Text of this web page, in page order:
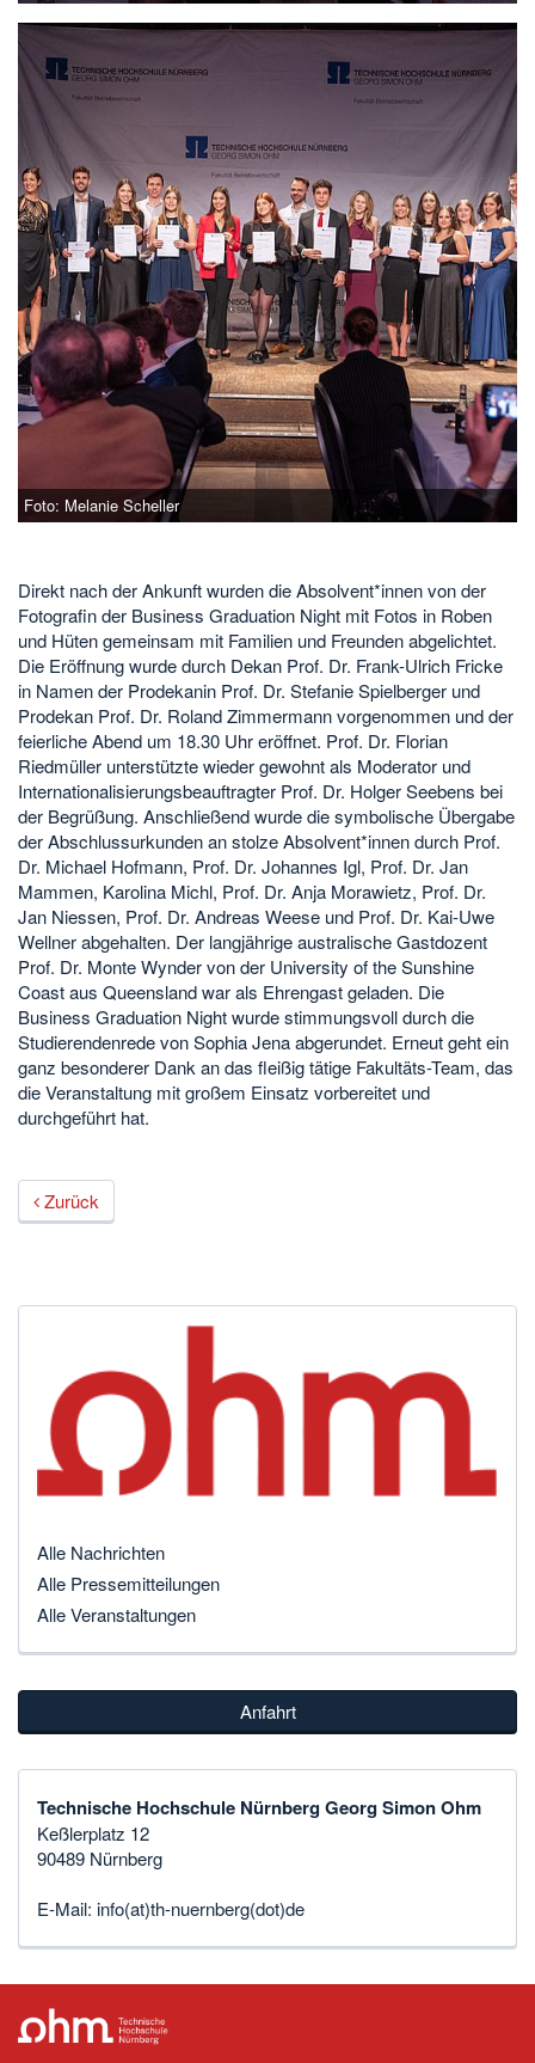
Foto: Melanie Scheller
Direkt nach der Ankunft wurden die Absolvent*innen von der
Fotografin der Business Graduation Night mit Fotos in Roben
und Hüten gemeinsam mit Familien und Freunden abgelichtet.
Die Eröffnung wurde durch Dekan Prof. Dr. Frank-Ulrich Fricke
in Namen der Prodekanin Prof. Dr. Stefanie Spielberger und
Prodekan Prof. Dr. Roland Zimmermann vorgenommen und der
feierliche Abend um 18.30 Uhr eröffnet. Prof. Dr. Florian
Riedmüller unterstützte wieder gewohnt als Moderator und
Internationalisierungsbeauftragter Prof. Dr. Holger Seebens bei
der Begrüßung. Anschließend wurde die symbolische Übergabe
der Abschlussurkunden an stolze Absolvent*innen durch Prof.
Dr. Michael Hofmann, Prof. Dr. Johannes Igl, Prof. Dr. Jan
Mammen, Karolina Michl, Prof. Dr. Anja Morawietz, Prof. Dr.
Jan Niessen, Prof. Dr. Andreas Weese und Prof. Dr. Kai-Uwe
Wellner abgehalten. Der langjährige australische Gastdozent
Prof. Dr. Monte Wynder von der University of the Sunshine
Coast aus Queensland war als Ehrengast geladen. Die
Business Graduation Night wurde stimmungsvoll durch die
Studierendenrede von Sophia Jena abgerundet. Erneut geht ein
ganz besonderer Dank an das fleißig tätige Fakultäts-Team, das
die Veranstaltung mit großem Einsatz vorbereitet und
durchgeführt hat.
Zurück
Alle Nachrichten
Alle Pressemitteilungen
Alle Veranstaltungen
Anfahrt
Technische Hochschule Nürnberg Georg Simon Ohm
Keßlerplatz 12
90489 Nürnberg
E-Mail: info(at)th-nuernberg(dot)de